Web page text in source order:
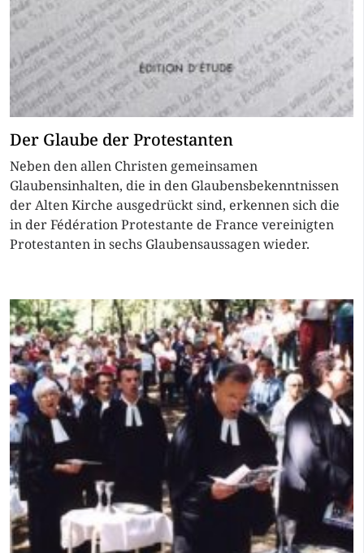
Der Glaube der Protestanten
Neben den allen Christen gemeinsamen
Glaubensinhalten, die in den Glaubensbekenntnissen
der Alten Kirche ausgedrückt sind, erkennen sich die
in der Fédération Protestante de France vereinigten
Protestanten in sechs Glaubensaussagen wieder.